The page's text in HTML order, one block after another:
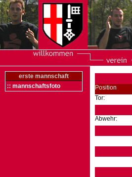
erste mannschaft
:: mannschaftsfoto
Position
Tor:
Abwehr: